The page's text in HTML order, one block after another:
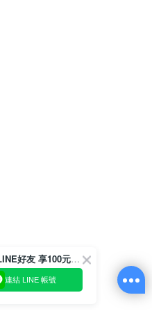
綁定LINE好友 享100元折價券
連結 LINE 帳號